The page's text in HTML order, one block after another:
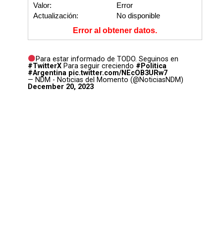
Valor:
Error
Actualización:
No disponible
Error al obtener datos.
Para estar informado de TODO. Seguinos en
#TwitterX Para seguir creciendo #Politica
#Argentina pic.twitter.com/NEcOB3URw7
— NDM - Noticias del Momento (@NoticiasNDM)
December 20, 2023